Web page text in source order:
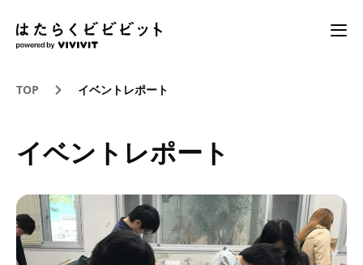
TOP イベントレポート
イベントレポート